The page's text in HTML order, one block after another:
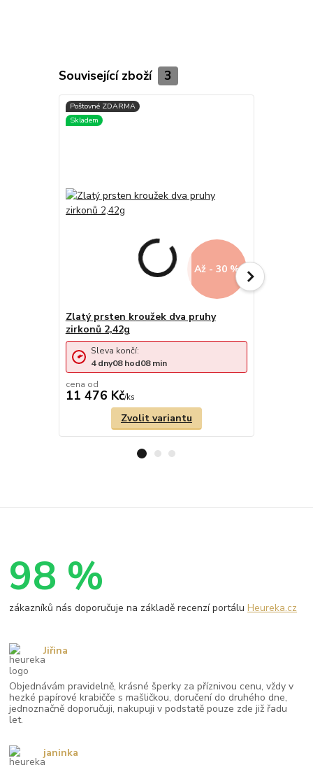
Související zboží 3
Až - 30 %
Zlatý prsten kroužek dva pruhy
zirkonů 2,42g
cena od
11 476 Kč/ks
Sleva končí:
4 dny08hod08min
Zvolit variantu
98 %
zákazníků nás doporučuje na základě recenzí portáluHeureka.cz
Objednávám pravidelně, krásné šperky za příznivou cenu, vždy v
hezké papírové krabičče s mašličkou, doručení do druhého dne,
jednoznačně doporučuji, nakupuji v podstatě pouze zde již řadu
let.
Jiřina
janinka